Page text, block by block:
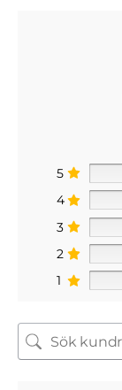
5
4
3
2
1